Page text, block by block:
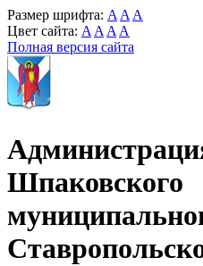
Размер шрифта: A A A
Цвет сайта: A A A A
Полная версия сайта
Шпаковского